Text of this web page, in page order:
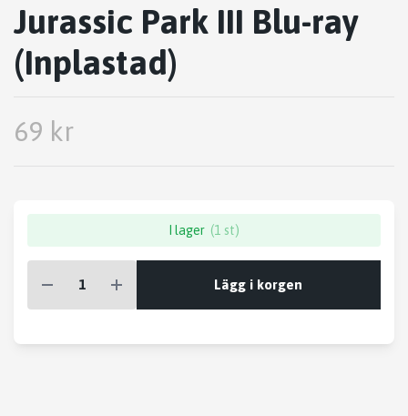
Jurassic Park III Blu-ray
(Inplastad)
69 kr
I lager (1 st)
Lägg i korgen